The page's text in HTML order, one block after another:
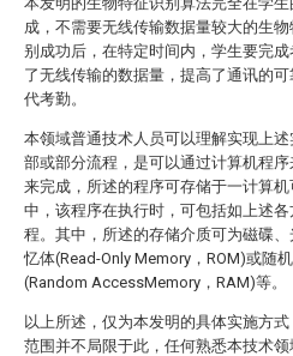
成，不需要无线传输数据量较大的生
别成功后，在特定时间内，学生要完
了无线传输的数据量，提高了通讯的
代考勤。
本领域普通技术人员可以理解实现上
部或部分流程，是可以通过计算机程
来完成，所述的程序可存储于一计算
中，该程序在执行时，可包括如上述
程。其中，所述的存储介质可为磁碟
忆体(Read-Only Memory，ROM)或随
(Random AccessMemory，RAM)等。
以上所述，仅为本发明的具体实施方
范围并不局限于此，任何熟悉本技术